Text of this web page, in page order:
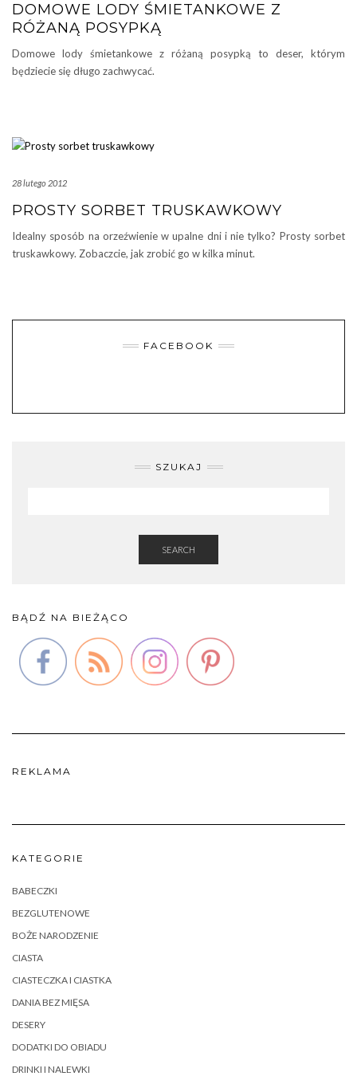
DOMOWE LODY ŚMIETANKOWE Z
RÓŻANĄ POSYPKĄ
Domowe lody śmietankowe z różaną posypką to deser, którym
będziecie się długo zachwycać.
28 lutego 2012
PROSTY SORBET TRUSKAWKOWY
Idealny sposób na orzeźwienie w upalne dni i nie tylko? Prosty sorbet
truskawkowy. Zobaczcie, jak zrobić go w kilka minut.
FACEBOOK
SZUKAJ
SEARCH
BĄDŹ NA BIEŻĄCO
REKLAMA
KATEGORIE
BABECZKI
BEZGLUTENOWE
BOŻE NARODZENIE
CIASTA
CIASTECZKA I CIASTKA
DANIA BEZ MIĘSA
DESERY
DODATKI DO OBIADU
DRINKI I NALEWKI